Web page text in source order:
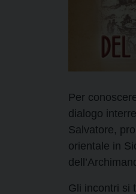
Per
dialogo
Salvatore,
orientale in
Gli incontri si